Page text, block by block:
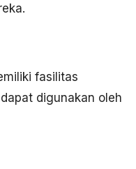
fasilitas
digunakan oleh